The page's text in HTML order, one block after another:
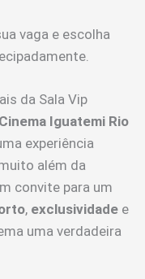
vaga e escolha
da Sala Vip
Cinema Iguatemi Rio
experiência
além da
convite para um
, exclusividade e
uma verdadeira